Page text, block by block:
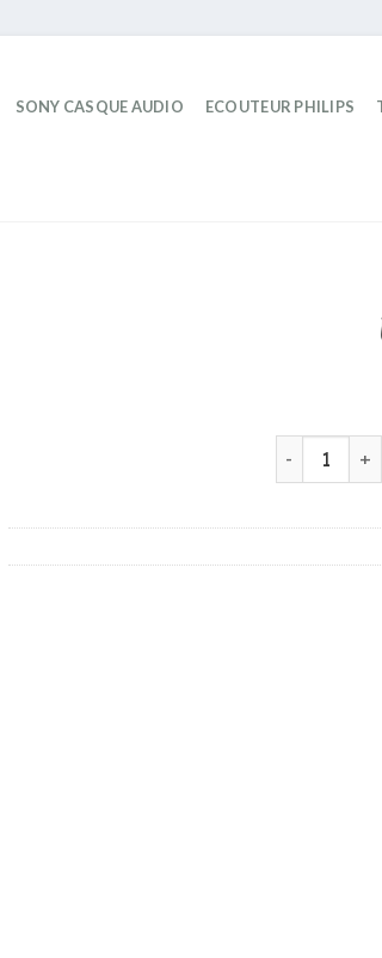
SONY CASQUE AUDIO ECOUTEUR PHILIPS
quantité